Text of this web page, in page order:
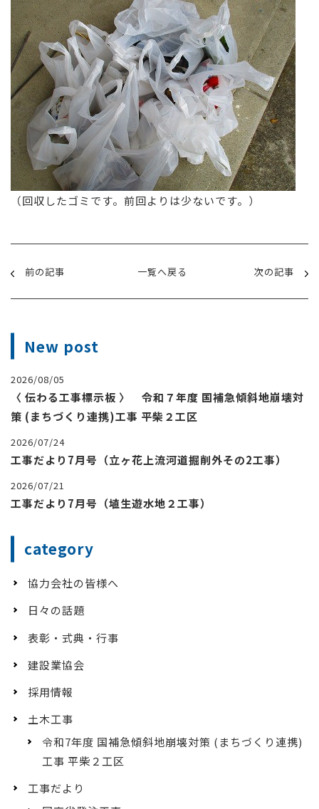
（回収したゴミです。前回よりは少ないです。）
前の記事 一覧へ戻る 次の記事
New post
2026/08/05
〈 伝わる工事標示板 〉 令和７年度 国補急傾斜地崩壊対
策 (まちづくり連携)工事 平柴２工区
2026/07/24
工事だより7月号（立ヶ花上流河道掘削外その2工事）
2026/07/21
工事だより7月号（埴生遊水地２工事）
category
協力会社の皆様へ
日々の話題
表彰・式典・行事
建設業協会
採用情報
土木工事
令和7年度 国補急傾斜地崩壊対策 (まちづくり連携)
工事 平柴２工区
工事だより